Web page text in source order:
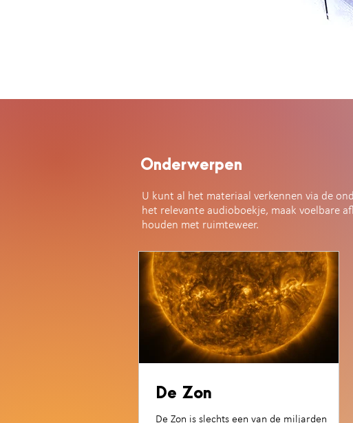
Onderwerpen
U kunt al het materiaal verkennen via de
het relevante audioboekje, maak voelbare
houden met ruimteweer.
De Zon
De Zon is slechts een van de miljarden